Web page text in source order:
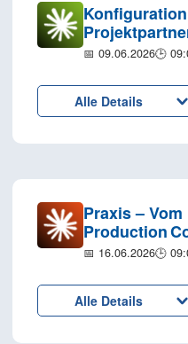
📅 09.06.2026🕒
Alle Details
Praxis –
Production
📅 16.06.2026🕒
Alle Details